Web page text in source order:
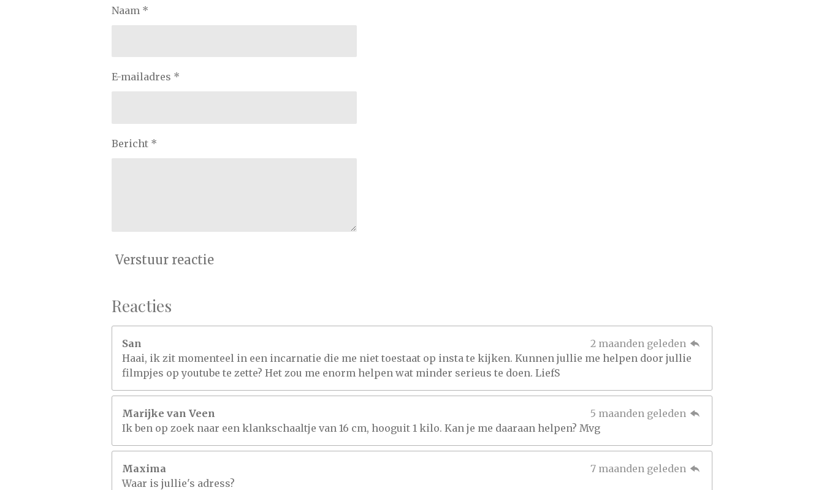
Naam *
E-mailadres *
Bericht *
Verstuur reactie
Reacties
San
2 maanden geleden
Haai, ik zit momenteel in een incarnatie die me niet toestaat op insta te kijken. Kunnen jullie me helpen door jullie
filmpjes op youtube te zette? Het zou me enorm helpen wat minder serieus te doen. LiefS
Marijke van Veen
5 maanden geleden
Ik ben op zoek naar een klankschaaltje van 16 cm, hooguit 1 kilo. Kan je me daaraan helpen? Mvg
Maxima
7 maanden geleden
Waar is jullie's adress?